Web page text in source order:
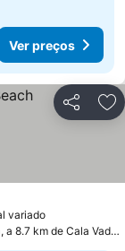
Ver preços
Partilhar
variado
Sant Josep de sa Talaia, a 8.7 km de Cala Vadella